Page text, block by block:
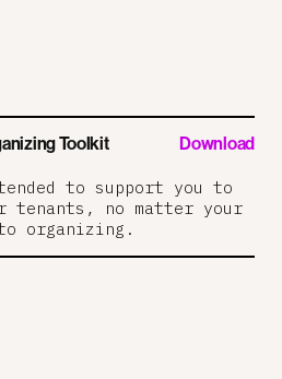
Toolkit Download
to support you to
tenants, no matter your
organizing.